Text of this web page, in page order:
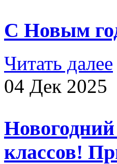
С Новым
Читать далее
04 Дек 2025
классов!